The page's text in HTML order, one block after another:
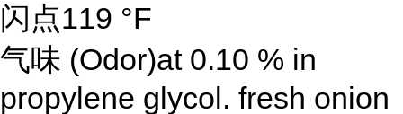
闪点119 °F
气味 (Odor)at 0.10 % in
propylene glycol. fresh onion